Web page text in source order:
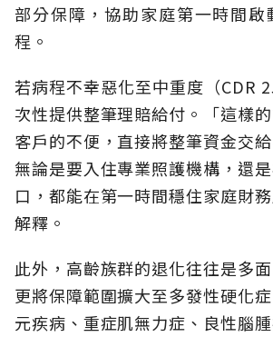
部分保障，協助家庭第一時間啟
程。
若病程不幸惡化至中重度（CDR
次性提供整筆理賠給付。「這樣
客戶的不便，直接將整筆資金交
無論是要入住專業照護機構，還
口，都能在第一時間穩住家庭財
解釋。
此外，高齡族群的退化往往是多
更將保障範圍擴大至多發性硬化
元疾病、重症肌無力症、良性腦